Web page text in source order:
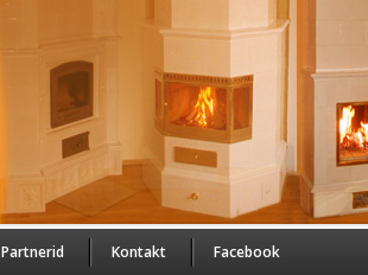
Partnerid Kontakt Facebook